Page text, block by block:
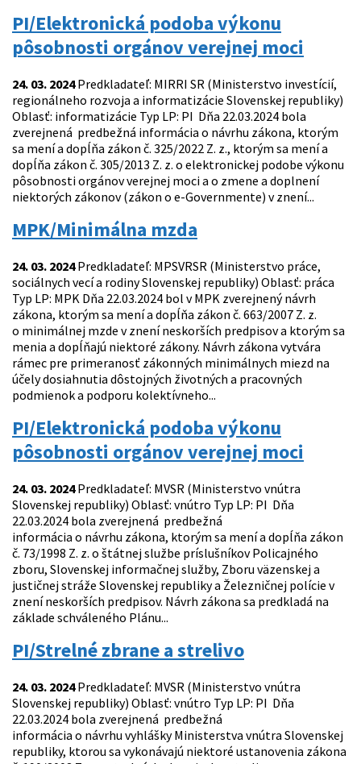
PI/Elektronická podoba výkonu
pôsobnosti orgánov verejnej moci
24. 03. 2024Predkladateľ: MIRRI SR (Ministerstvo investícií,
regionálneho rozvoja a informatizácie Slovenskej republiky)
Oblasť: informatizácie Typ LP: PI Dňa 22.03.2024 bola
zverejnená predbežná informácia o návrhu zákona, ktorým
sa mení a dopĺňa zákon č. 325/2022 Z. z., ktorým sa mení a
dopĺňa zákon č. 305/2013 Z. z. o elektronickej podobe výkonu
pôsobnosti orgánov verejnej moci a o zmene a doplnení
niektorých zákonov (zákon o e-Governmente) v znení...
MPK/Minimálna mzda
24. 03. 2024Predkladateľ: MPSVRSR (Ministerstvo práce,
sociálnych vecí a rodiny Slovenskej republiky) Oblasť: práca
Typ LP: MPK Dňa 22.03.2024 bol v MPK zverejnený návrh
zákona, ktorým sa mení a dopĺňa zákon č. 663/2007 Z. z.
o minimálnej mzde v znení neskorších predpisov a ktorým sa
menia a dopĺňajú niektoré zákony. Návrh zákona vytvára
rámec pre primeranosť zákonných minimálnych miezd na
účely dosiahnutia dôstojných životných a pracovných
podmienok a podporu kolektívneho...
PI/Elektronická podoba výkonu
pôsobnosti orgánov verejnej moci
24. 03. 2024Predkladateľ: MVSR (Ministerstvo vnútra
Slovenskej republiky) Oblasť: vnútro Typ LP: PI Dňa
22.03.2024 bola zverejnená predbežná
informácia o návrhu zákona, ktorým sa mení a dopĺňa zákon
č. 73/1998 Z. z. o štátnej službe príslušníkov Policajného
zboru, Slovenskej informačnej služby, Zboru väzenskej a
justičnej stráže Slovenskej republiky a Železničnej polície v
znení neskorších predpisov. Návrh zákona sa predkladá na
základe schváleného Plánu...
PI/Strelné zbrane a strelivo
24. 03. 2024Predkladateľ: MVSR (Ministerstvo vnútra
Slovenskej republiky) Oblasť: vnútro Typ LP: PI Dňa
22.03.2024 bola zverejnená predbežná
informácia o návrhu vyhlášky Ministerstva vnútra Slovenskej
republiky, ktorou sa vykonávajú niektoré ustanovenia zákona